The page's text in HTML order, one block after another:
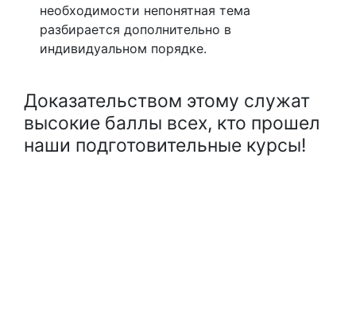
необходимости непонятная тема
разбирается дополнительно в
индивидуальном порядке.
Доказательством этому служат
высокие баллы всех, кто прошел
наши подготовительные курсы!